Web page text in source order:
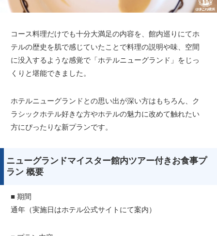
コース料理だけでも十分大満足の内容を、館内巡りにてホ
テルの歴史を肌で感じていたことで料理の説明や味、空間
に没入するような感覚で「ホテルニューグランド」をじっ
くりと堪能できました。
ホテルニューグランドとの思い出が深い方はもちろん、ク
ラシックホテル好きな方やホテルの魅力に改めて触れたい
方にぴったりな新プランです。
ニューグランドマイスター館内ツアー付きお食事プ
ラン 概要
■ 期間
通年（実施日はホテル公式サイトにて案内）